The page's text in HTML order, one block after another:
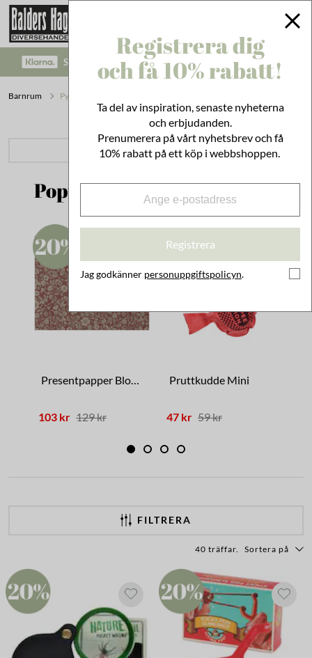
SÄKRA BETALNINGAR MED KLARNA CHECKOUT!
Barnrum Pyssel & Lek
PRODUKTKATEGORIER
Populärt inom Pyssel & Lek
103 kr 129 kr
Pruttkudde Mini
47 kr 59 kr
FILTRERA
40 träffar Sortera på
Registrera dig
och få 10% rabatt!
Ta del av inspiration, senaste nyheterna
och erbjudanden.
Prenumerera på vårt nyhetsbrev och få
10% rabatt på ett köp i webbshoppen.
Registrera
Jag godkänner personuppgiftspolicyn.